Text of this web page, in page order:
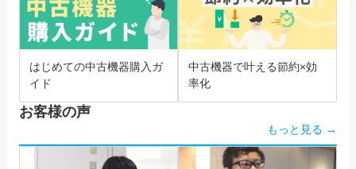
はじめての中古機器購入ガ
イド
中古機器で叶える節約×効
率化
お客様の声
もっと見る →